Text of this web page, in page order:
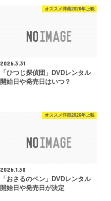
オススメ洋画2026年上映
2026.3.31
「ひつじ探偵団」DVDレンタル
開始日や発売日はいつ？
オススメ洋画2026年上映
2026.1.30
「おさるのベン」DVDレンタル
開始日や発売日が決定